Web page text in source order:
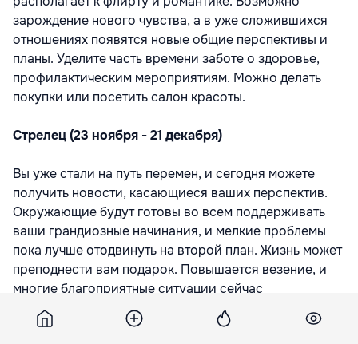
зарождение нового чувства, а в уже сложившихся
отношениях появятся новые общие перспективы и
планы. Уделите часть времени заботе о здоровье,
профилактическим мероприятиям. Можно делать
покупки или посетить салон красоты.
Стрелец (23 ноября - 21 декабря)
Вы уже стали на путь перемен, и сегодня можете
получить новости, касающиеся ваших перспектив.
Окружающие будут готовы во всем поддерживать
ваши грандиозные начинания, и мелкие проблемы
пока лучше отодвинуть на второй план. Жизнь может
преподнести вам подарок. Повышается везение, и
многие благоприятные ситуации сейчас
проявляются, чтобы расширить ваш выбор. Но
учтите, что он не будет вечным. Общаться хорошо с